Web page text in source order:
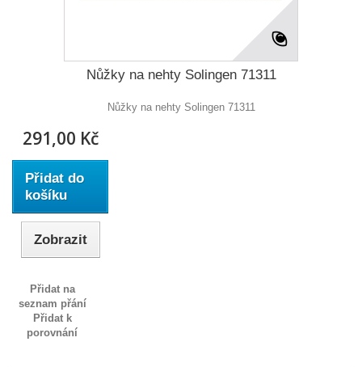
Nůžky na nehty Solingen 71311
Nůžky na nehty Solingen 71311
291,00 Kč
Přidat do
košíku
Zobrazit
Přidat na
seznam přání
Přidat k
porovnání